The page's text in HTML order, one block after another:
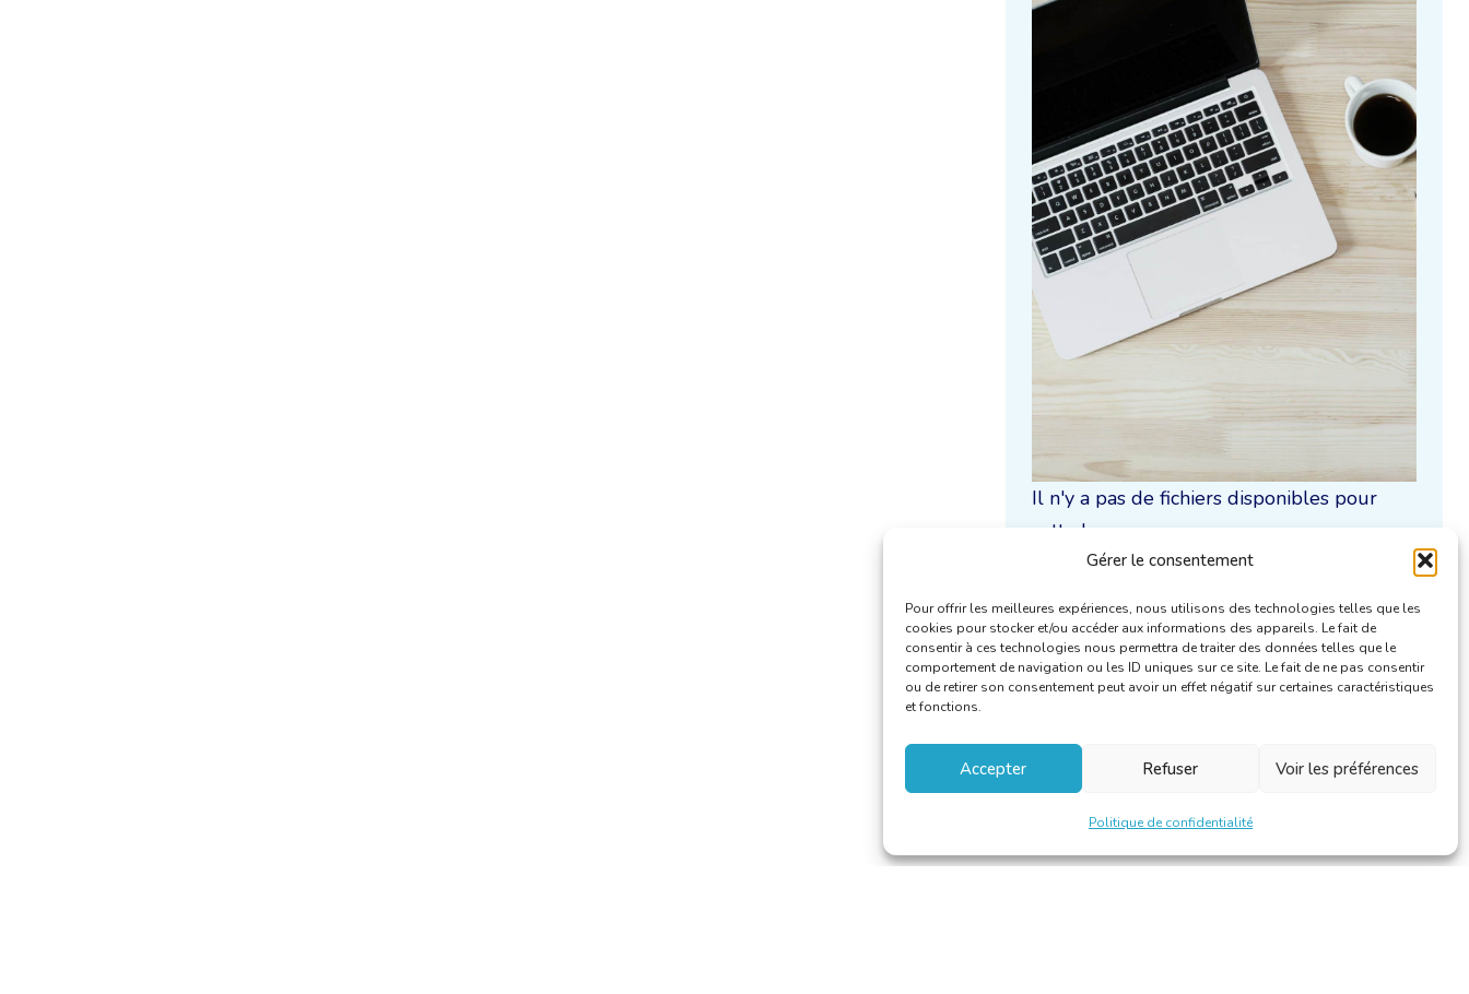
Gérer le consentement
Pour offrir les meilleures expériences, nous utilisons des technologies telles que les
cookies pour stocker et/ou accéder aux informations des appareils. Le fait de
consentir à ces technologies nous permettra de traiter des données telles que le
comportement de navigation ou les ID uniques sur ce site. Le fait de ne pas consentir
ou de retirer son consentement peut avoir un effet négatif sur certaines caractéristiques
et fonctions.
Accepter Refuser Voir les préférences
Politique de confidentialité
Il n'y a pas de fichiers disponibles pour
cette langue.
Uniquement / aussi disponible en :